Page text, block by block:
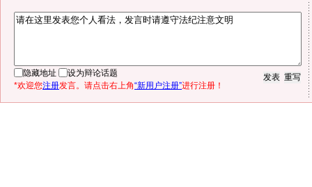
隐藏地址
设为辩论话题
*欢迎您注册发言。请点击右上角“新用户注册”进行注册！